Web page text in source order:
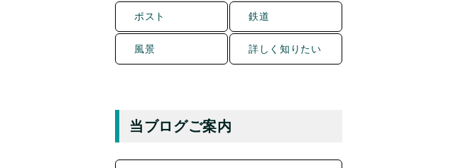
ポスト 鉄道
風景 詳しく知りたい
当ブログご案内